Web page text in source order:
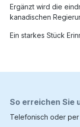
Ergänzt wird die
kanadischen
Ein starkes Stück
So erreichen Sie
Telefonisch oder per